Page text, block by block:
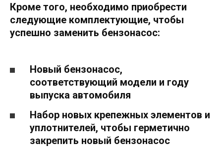
Кроме того, необходимо приобрести
следующие комплектующие, чтобы
успешно заменить бензонасос:
Новый бензонасос,
соответствующий модели и году
выпуска автомобиля
Набор новых крепежных элементов и
уплотнителей, чтобы герметично
закрепить новый бензонасос